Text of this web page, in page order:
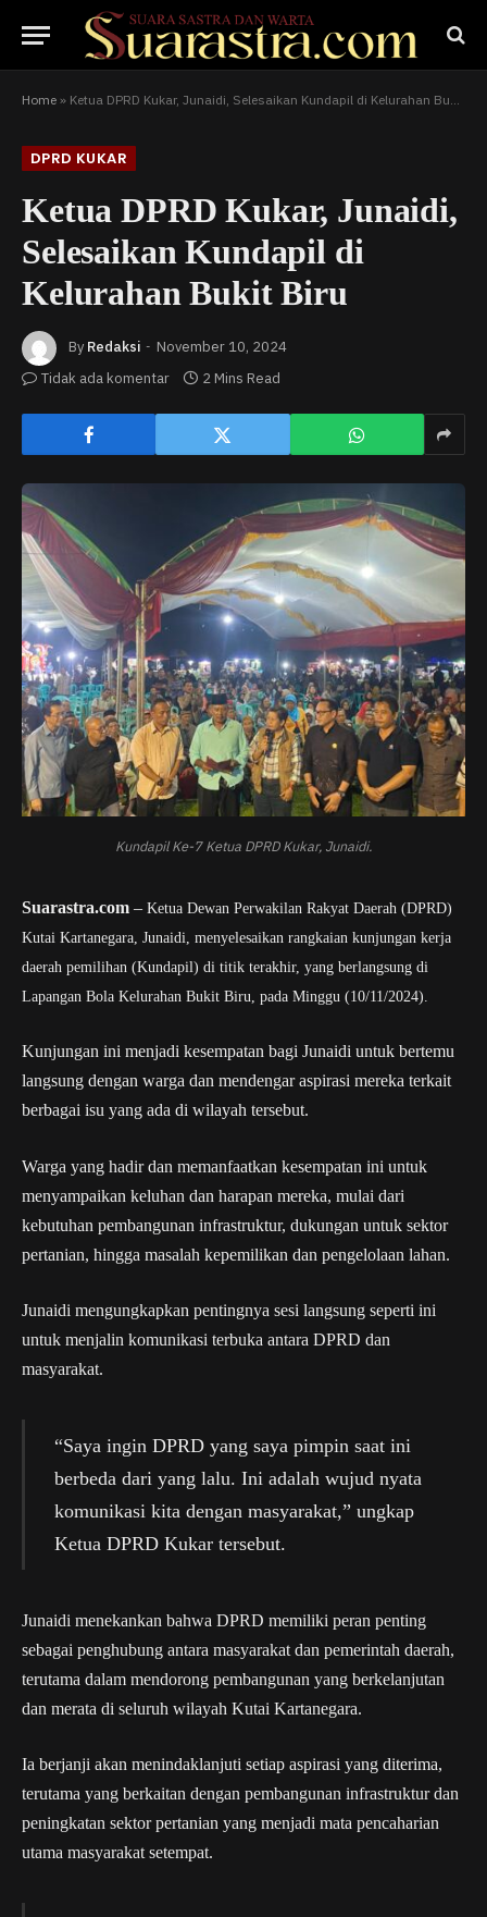
Home » Ketua DPRD Kukar, Junaidi, Selesaikan Kundapil di Kelurahan Bukit Biru
DPRD KUKAR
Ketua DPRD Kukar, Junaidi,
Selesaikan Kundapil di
Kelurahan Bukit Biru
By Redaksi
November 10, 2024
Tidak ada komentar
2 Mins Read
Kundapil Ke-7 Ketua DPRD Kukar, Junaidi.
Suarastra.com – Ketua Dewan Perwakilan Rakyat Daerah (DPRD)
Kutai Kartanegara, Junaidi, menyelesaikan rangkaian kunjungan kerja
daerah pemilihan (Kundapil) di titik terakhir, yang berlangsung di
Lapangan Bola Kelurahan Bukit Biru, pada Minggu (10/11/2024).
Kunjungan ini menjadi kesempatan bagi Junaidi untuk bertemu
langsung dengan warga dan mendengar aspirasi mereka terkait
berbagai isu yang ada di wilayah tersebut.
Warga yang hadir dan memanfaatkan kesempatan ini untuk
menyampaikan keluhan dan harapan mereka, mulai dari
kebutuhan pembangunan infrastruktur, dukungan untuk sektor
pertanian, hingga masalah kepemilikan dan pengelolaan lahan.
Junaidi mengungkapkan pentingnya sesi langsung seperti ini
untuk menjalin komunikasi terbuka antara DPRD dan
masyarakat.
“Saya ingin DPRD yang saya pimpin saat ini
berbeda dari yang lalu. Ini adalah wujud nyata
komunikasi kita dengan masyarakat,” ungkap
Ketua DPRD Kukar tersebut.
Junaidi menekankan bahwa DPRD memiliki peran penting
sebagai penghubung antara masyarakat dan pemerintah daerah,
terutama dalam mendorong pembangunan yang berkelanjutan
dan merata di seluruh wilayah Kutai Kartanegara.
Ia berjanji akan menindaklanjuti setiap aspirasi yang diterima,
terutama yang berkaitan dengan pembangunan infrastruktur dan
peningkatan sektor pertanian yang menjadi mata pencaharian
utama masyarakat setempat.